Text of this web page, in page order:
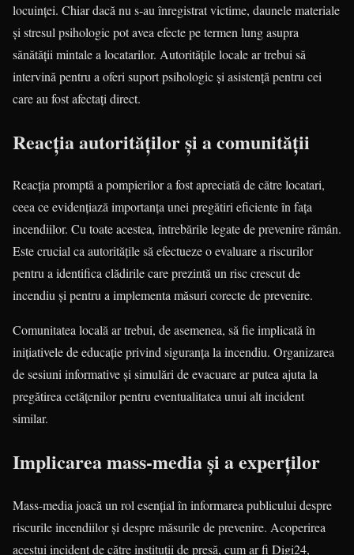
locuinței. Chiar dacă nu s-au înregistrat victime, daunele materiale
și stresul psihologic pot avea efecte pe termen lung asupra
sănătății mintale a locatarilor. Autoritățile locale ar trebui să
intervină pentru a oferi suport psihologic și asistență pentru cei
care au fost afectați direct.
Reacția autorităților și a comunității
Reacția promptă a pompierilor a fost apreciată de către locatari,
ceea ce evidențiază importanța unei pregătiri eficiente în fața
incendiilor. Cu toate acestea, întrebările legate de prevenire rămân.
Este crucial ca autoritățile să efectueze o evaluare a riscurilor
pentru a identifica clădirile care prezintă un risc crescut de
incendiu și pentru a implementa măsuri corecte de prevenire.
Comunitatea locală ar trebui, de asemenea, să fie implicată în
inițiativele de educație privind siguranța la incendiu. Organizarea
de sesiuni informative și simulări de evacuare ar putea ajuta la
pregătirea cetățenilor pentru eventualitatea unui alt incident
similar.
Implicarea mass-media și a experților
Mass-media joacă un rol esențial în informarea publicului despre
riscurile incendiilor și despre măsurile de prevenire. Acoperirea
acestui incident de către instituții de presă, cum ar fi Digi24,